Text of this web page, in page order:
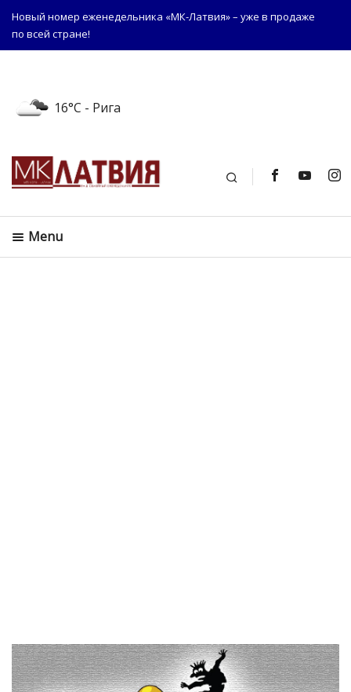
Новый номер еженедельника «МК-Латвия» – уже в продаже
по всей стране!
16°C - Рига
Поиск
Menu